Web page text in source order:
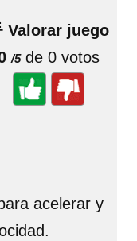
Valorar juego
/5de 0 votos
acelerar y